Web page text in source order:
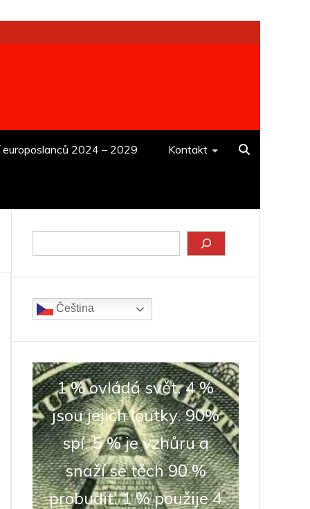
europoslanců 2024 – 2029 Kontakt
Čeština‎
1 % ovládá svět. 4 %
jsou jejich loutky. 90%
spí. 5 % je vzhůru a
snaží se těch 90 %
probudit. 1 % použije 4